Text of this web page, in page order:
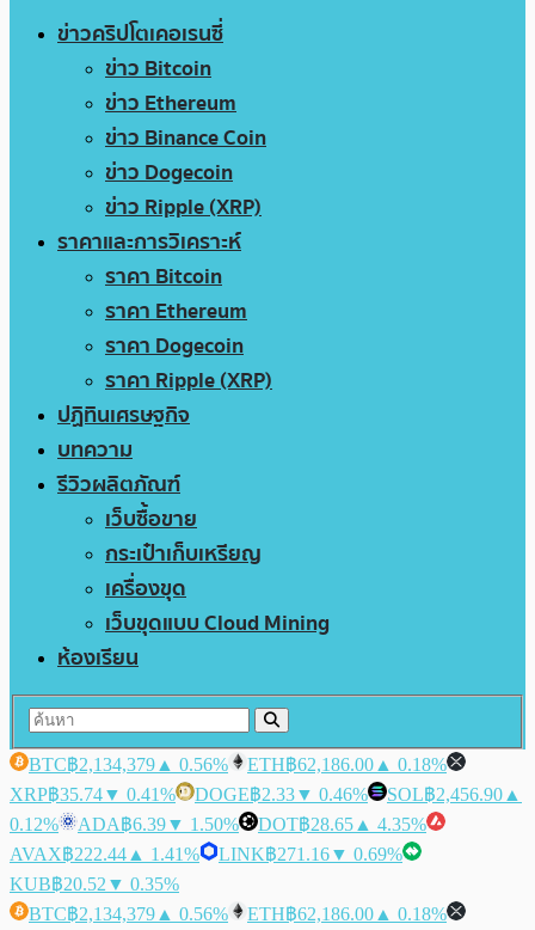
ข่าวคริปโตเคอเรนซี่
ข่าว Bitcoin
ข่าว Ethereum
ข่าว Binance Coin
ข่าว Dogecoin
ข่าว Ripple (XRP)
ราคาและการวิเคราะห์
ราคา Bitcoin
ราคา Ethereum
ราคา Dogecoin
ราคา Ripple (XRP)
ปฏิทินเศรษฐกิจ
บทความ
รีวิวผลิตภัณฑ์
เว็บซื้อขาย
กระเป๋าเก็บเหรียญ
เครื่องขุด
เว็บขุดแบบ Cloud Mining
ห้องเรียน
BTC฿2,134,379 ▲ 0.56% ETH฿62,186.00 ▲ 0.18%
XRP฿35.74▼ 0.41% DOGE฿2.33▼ 0.46% SOL฿2,456.90 ▲
0.12%
ADA฿6.39▼ 1.50% DOT฿28.65 ▲ 4.35%
AVAX฿222.44 ▲ 1.41% LINK฿271.16▼ 0.69%
KUB฿20.52 ▼ 0.35%
BTC฿2,134,379 ▲ 0.56% ETH฿62,186.00 ▲ 0.18%